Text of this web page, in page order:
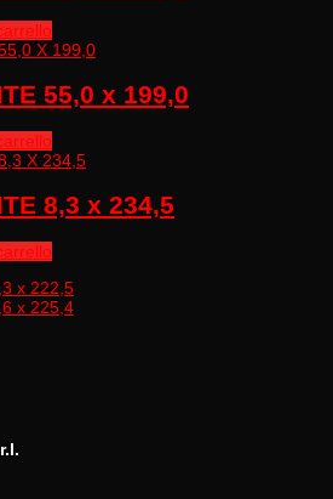
55,0 x 199,0
8,3 x 234,5
x 222,5
x 225,4